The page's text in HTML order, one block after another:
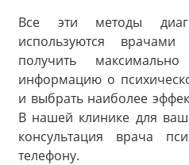
Все эти методы
используются
получить
информацию о
и выбрать наиболее
В нашей клинике для
консультация врача
телефону.